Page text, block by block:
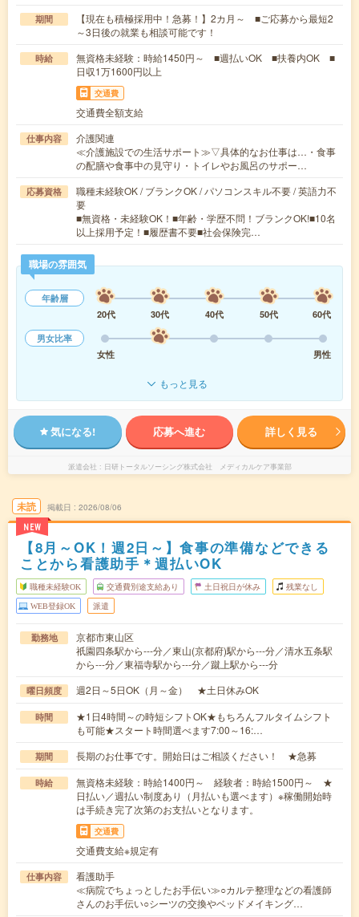
期間
【現在も積極採用中！急募！】2カ月～ ■ご応募から最短2
～3日後の就業も相談可能です！
時給
無資格未経験：時給1450円～ ■週払いOK ■扶養内OK ■
日収1万1600円以上
交通費
交通費全額支給
仕事内容
介護関連
≪介護施設での生活サポート≫▽具体的なお仕事は…・食事
の配膳や食事中の見守り・トイレやお風呂のサポー…
応募資格
職種未経験OK / ブランクOK / パソコンスキル不要 / 英語力不
要
■無資格・未経験OK！■年齢・学歴不問！ブランクOK!■10名
以上採用予定！■履歴書不要■社会保険完…
職場の雰囲気
年齢層
20代
30代 40代 50代
60代
男女比率
女性
男性
もっと見る
気になる! 応募へ進む 詳しく見る
派遣会社 日研トータルソーシング株式会社 メディカルケア事業部
未読
NEW
掲載日 2026/08/06
【8月～OK！週2日～】食事の準備などできる
ことから看護助手＊週払いOK
職種未経験OK 交通費別途支給あり 土日祝日が休み 残業なし
WEB登録OK 派遣
勤務地
京都市東山区
祇園四条駅から---分／東山(京都府)駅から---分／清水五条駅
から---分／東福寺駅から---分／蹴上駅から---分
曜日頻度 週2日～5日OK（月～金） ★土日休みOK
時間
★1日4時間～の時短シフトOK★もちろんフルタイムシフト
も可能★スタート時間選べます7:00～16:…
期間 長期のお仕事です。開始日はご相談ください！ ★急募
時給
無資格未経験：時給1400円～ 経験者：時給1500円～ ★
日払い／週払い制度あり（月払いも選べます）※稼働開始時
は手続き完了次第のお支払いとなります。
交通費
交通費支給※規定有
仕事内容
看護助手
≪病院でちょっとしたお手伝い≫○カルテ整理などの看護師
さんのお手伝い○シーツの交換やベッドメイキング…